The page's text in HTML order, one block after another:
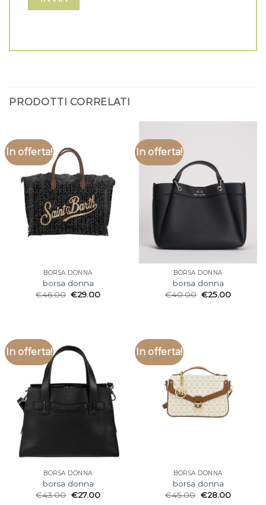
PRODOTTI CORRELATI
In offerta!
BORSA DONNA
borsa donna
€46.00 €29.00
In offerta!
BORSA DONNA
borsa donna
€40.00 €25.00
In offerta!
BORSA DONNA
borsa donna
€43.00 €27.00
In offerta!
BORSA DONNA
borsa donna
€45.00 €28.00